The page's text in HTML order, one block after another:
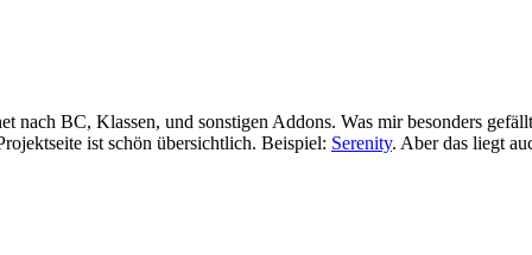
nach BC, Klassen, und sonstigen Addons. Was mir besonders
ist schön übersichtlich. Beispiel: Serenity. Aber das liegt